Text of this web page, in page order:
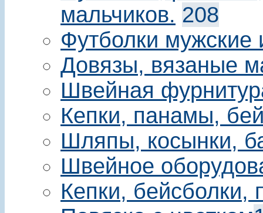
мальчиков. 208
Футболки мужские
Довязы, вязаные
Швейная
Кепки, панамы,
Шляпы, косынки,
Швейное
Кепки,